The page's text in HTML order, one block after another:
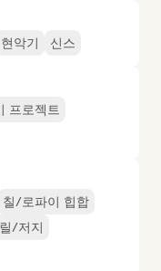
현악기 신스
프로젝트
칠/로파이 힙합
/저지